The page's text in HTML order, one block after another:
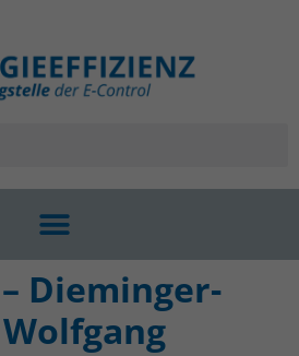
Dieminger-